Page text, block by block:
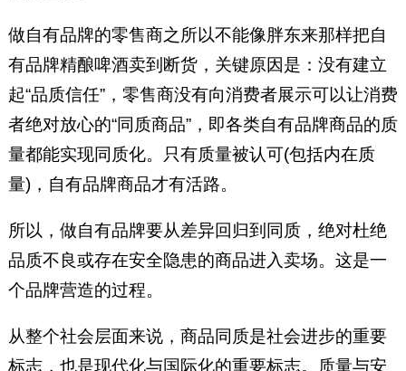
做自有品牌的零售商之所以不能像胖东来那样把自
有品牌精酿啤酒卖到断货，关键原因是：没有建立
起“品质信任”，零售商没有向消费者展示可以让消费
者绝对放心的“同质商品”，即各类自有品牌商品的质
量都能实现同质化。只有质量被认可(包括内在质
量)，自有品牌商品才有活路。
所以，做自有品牌要从差异回归到同质，绝对杜绝
品质不良或存在安全隐患的商品进入卖场。这是一
个品牌营造的过程。
从整个社会层面来说，商品同质是社会进步的重要
标志，也是现代化与国际化的重要标志。质量与安